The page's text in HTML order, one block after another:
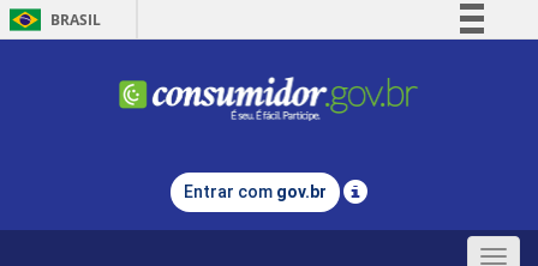
BRASIL
Comunica BR
Legislação
Entrar com gov.br
Toggle